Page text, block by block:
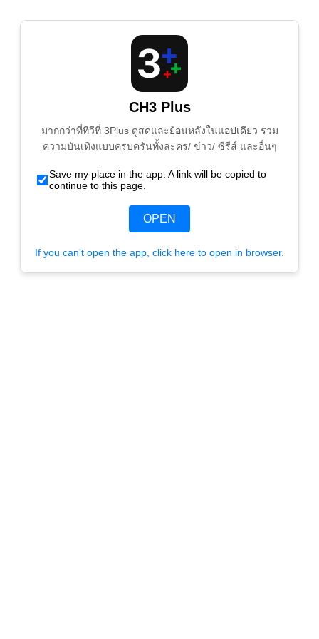
CH3 Plus
มากกว่าที่ทีวีที่ 3Plus ดูสดและย้อนหลังในแอปเดียว รวม
ความบันเทิงแบบครบครันทั้งละคร/ ข่าว/ ซีรีส์ และอื่นๆ
Save my place in the app. A link will be copied to
continue to this page.
OPEN
If you can't open the app, click here to open in browser.